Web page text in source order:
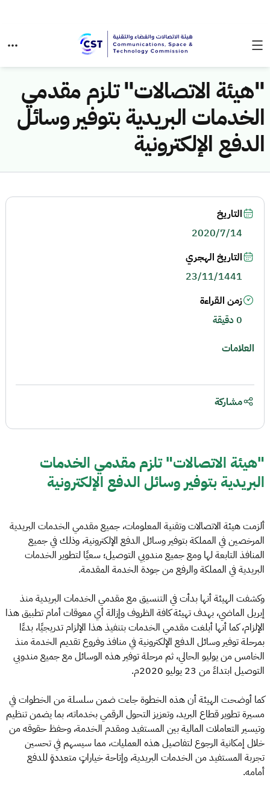
"هيئة الاتصالات" تلزم مقدمي
الخدمات البريدية بتوفير وسائل
الدفع الإلكترونية
"هيئة الاتصالات" تلزم مقدمي الخدمات
البريدية بتوفير وسائل الدفع الإلكترونية
ألزمت هيئة الاتصالات وتقنية المعلومات، جميع مقدمي الخدمات البريدية
المرخصين في المملكة بتوفير وسائل الدفع الإلكترونية، وذلك في جميع
المنافذ التابعة لها ومع جميع مندوبي التوصيل؛ سعيًا لتطوير الخدمات
البريدية في المملكة والرفع من جودة الخدمة المقدمة.
وكشفت الهيئة أنها بدأت في التنسيق مع مقدمي الخدمات البريدية منذ
إبريل الماضي، بهدف تهيئة كافة الظروف وإزالة أي معوقات أمام تطبيق هذا
الإلزام، كما أنها أبلغت مقدمي الخدمات بتنفيذ هذا الإلزام تدريجيًا، بدءًا
بمرحلة توفير وسائل الدفع الإلكترونية في منافذ وفروع تقديم الخدمة منذ
الخامس من يوليو الحالي، ثم مرحلة توفير هذه الوسائل مع جميع مندوبي
التوصيل ابتداءً من 23 يوليو 2020م.
كما أوضحت الهيئة أن هذه الخطوة جاءت ضمن سلسلة من الخطوات في
مسيرة تطوير قطاع البريد، وتعزيز التحول الرقمي بخدماته، بما يضمن تنظيم
وتيسير التعاملات المالية بين المستفيد ومقدم الخدمة، وحفظ حقوقه من
خلال إمكانية الرجوع لتفاصيل هذه العمليات، مما سيسهم في تحسين
تجربة المستفيد من الخدمات البريدية، وإتاحة خياراتٍ متعددةٍ للدفع
أمامه.
التاريخ
2020/7/14
التاريخ الهجري
23/11/1441
زمن القراءة
0 دقيقة
العلامات
مشاركة